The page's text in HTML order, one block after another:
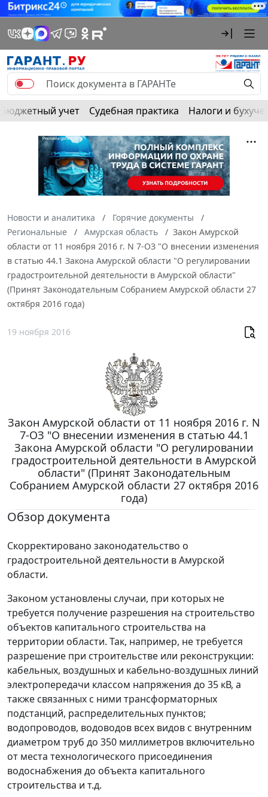
Бюджетный учет Судебная практика Налоги и
Новости и аналитика
Горячие документы
Региональные
Амурская область
Закон Амурской
области от 11 ноября 2016 г. N 7-ОЗ "О внесении изменения
в статью 44.1 Закона Амурской области "О регулировании
градостроительной деятельности в Амурской области"
(Принят Законодательным Собранием Амурской области 27
октября 2016 года)
19 ноября 2016
Закон Амурской области от 11 ноября 2016 г. N
7-ОЗ "О внесении изменения в статью 44.1
Закона Амурской области "О регулировании
градостроительной деятельности в Амурской
области" (Принят Законодательным
Собранием Амурской области 27 октября 2016
года)
Обзор документа
Скорректировано законодательство о
градостроительной деятельности в Амурской
области.
Законом установлены случаи, при которых не
требуется получение разрешения на строительство
объектов капитального строительства на
территории области. Так, например, не требуется
разрешение при строительстве или реконструкции:
кабельных, воздушных и кабельно-воздушных линий
электропередачи классом напряжения до 35 кВ, а
также связанных с ними трансформаторных
подстанций, распределительных пунктов;
водопроводов, водоводов всех видов с внутренним
диаметром труб до 350 миллиметров включительно
от места технологического присоединения
водоснабжения до объекта капитального
строительства и т.д.